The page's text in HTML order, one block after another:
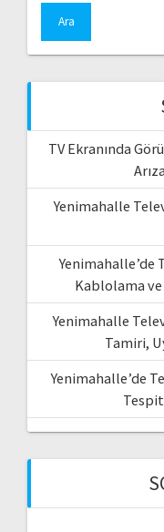
TV Ekranında
Yenimahalle
Yenimahalle’de
Kablolama ve
Yenimahalle
Tamiri,
Yenimahalle’de